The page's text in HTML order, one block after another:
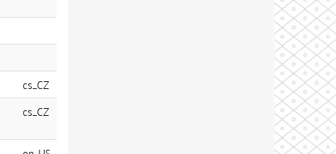
cs_CZ
cs_CZ